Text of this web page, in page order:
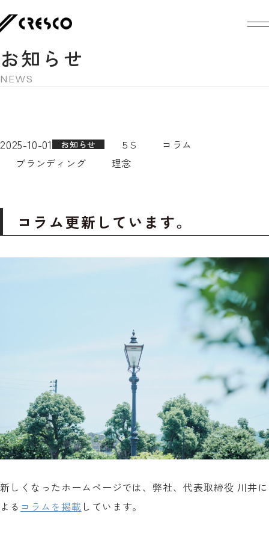
お知らせ
NEWS
2025-10-01 お知らせ ５S
コラム
ブランディング
理念
コラム更新しています。
新しくなったホームページでは、弊社、代表取締役 川井に
よる コラムを掲載 しています。